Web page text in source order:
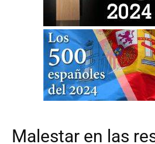
Malestar en las